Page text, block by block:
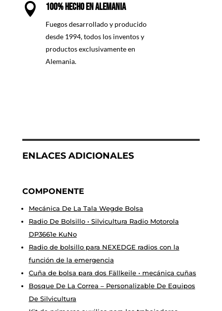
 100% HECHO EN ALEMANIA
Fuegos desarrollado y producido
desde 1994, todos los inventos y
productos exclusivamente en
Alemania.
ENLACES ADICIONALES
COMPONENTE
Mecánica De La Tala Wegde Bolsa
Radio De Bolsillo • Silvicultura Radio Motorola
DP3661e KuNo
Radio de bolsillo para NEXEDGE radios con la
función de la emergencia
Cuña de bolsa para dos Fällkeile • mecánica cuñas
Bosque De La Correa – Personalizable De Equipos
De Silvicultura